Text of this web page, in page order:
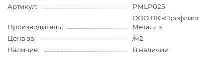
Артикул:
PMLP025
Производитель:
ООО ПК «Профлист
Металл »
Цена за:
/м2
Наличие:
В наличии